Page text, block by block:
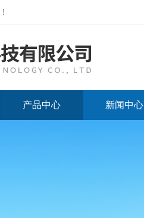
！
产品中心 新闻中心